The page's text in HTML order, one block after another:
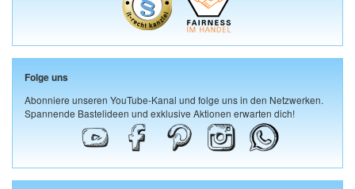
Folge uns
Abonniere unseren YouTube-Kanal und folge uns in den Netzwerken.
Spannende Bastelideen und exklusive Aktionen erwarten dich!